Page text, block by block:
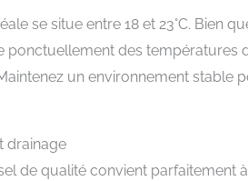
se situe entre 18 et 23°C. Bien
des températures
un environnement stable
drainage
de qualité convient parfaitement